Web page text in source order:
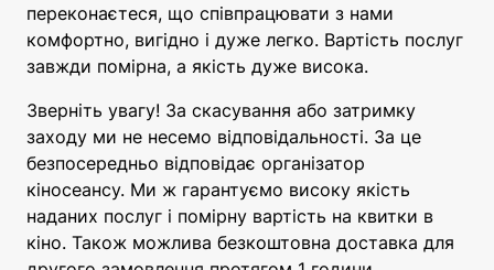
переконаєтеся, що співпрацювати з нами
комфортно, вигідно і дуже легко. Вартість послуг
завжди помірна, а якість дуже висока.
Зверніть увагу! За скасування або затримку
заходу ми не несемо відповідальності. За це
безпосередньо відповідає організатор
кіносеансу. Ми ж гарантуємо високу якість
наданих послуг і помірну вартість на квитки в
кіно. Також можлива безкоштовна доставка для